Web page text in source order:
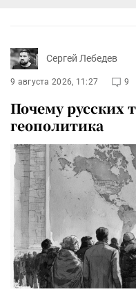
Сергей Лебедев
9 августа 2026, 11:27 9
Почему русских
геополитика